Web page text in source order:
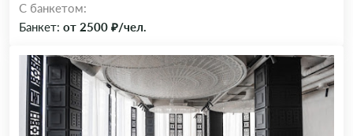
C банкетом:
Банкет: от 2500 ₽/чел.